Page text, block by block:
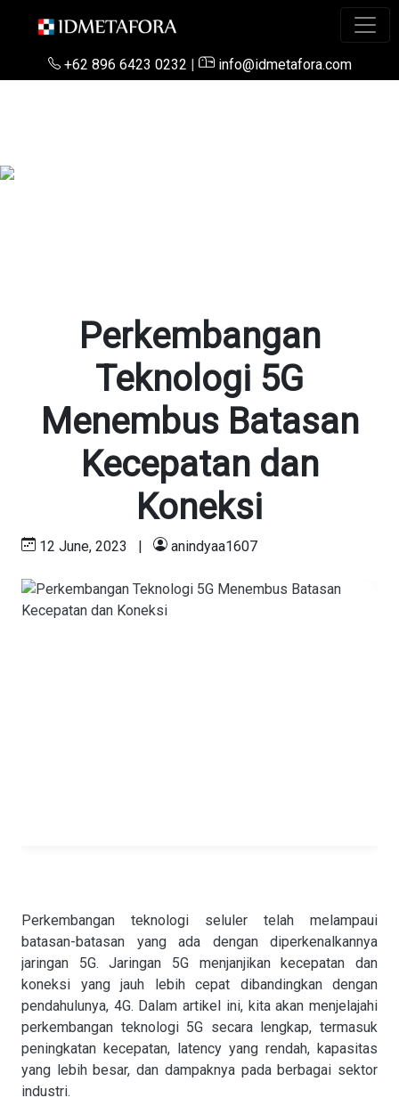
+62 896 6423 0232 | info@idmetafora.com
Perkembangan
Teknologi 5G
Menembus Batasan
Kecepatan dan
Koneksi
12 June, 2023 | anindyaa1607
Perkembangan teknologi seluler telah melampaui
batasan-batasan yang ada dengan diperkenalkannya
jaringan 5G. Jaringan 5G menjanjikan kecepatan dan
koneksi yang jauh lebih cepat dibandingkan dengan
pendahulunya, 4G. Dalam artikel ini, kita akan menjelajahi
perkembangan teknologi 5G secara lengkap, termasuk
peningkatan kecepatan, latency yang rendah, kapasitas
yang lebih besar, dan dampaknya pada berbagai sektor
industri.